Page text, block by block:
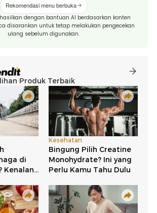
Rekomendasi menu berbuka
dengan bantuan AI berdasarkan konten
disarankan untuk tetap melakukan pengecekan
ulang sebelum digunakan.